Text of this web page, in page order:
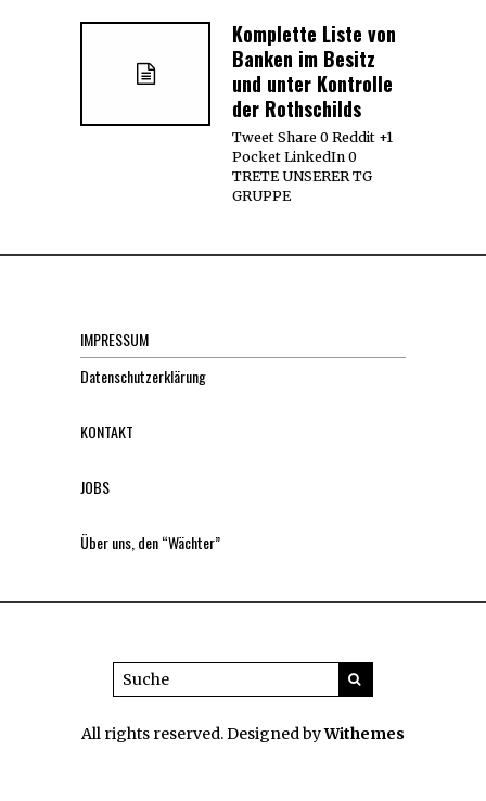
Komplette Liste von
Banken im Besitz
und unter Kontrolle
der Rothschilds
Tweet Share 0 Reddit +1
Pocket LinkedIn 0
TRETE UNSERER TG
GRUPPE
IMPRESSUM
Datenschutzerklärung
KONTAKT
JOBS
Über uns, den “Wächter”
All rights reserved. Designed byWithemes